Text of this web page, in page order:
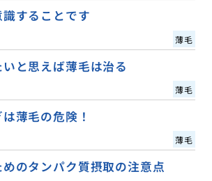
することです
薄毛
と思えば薄毛は治る
薄毛
薄毛の危険！
薄毛
のタンパク質摂取の注意点